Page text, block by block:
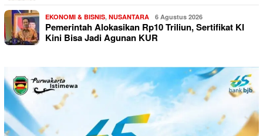
EKONOMI & BISNIS, NUSANTARA 6 Agustus 2026
Pemerintah Alokasikan Rp10 Triliun, Sertifikat KI
Kini Bisa Jadi Agunan KUR